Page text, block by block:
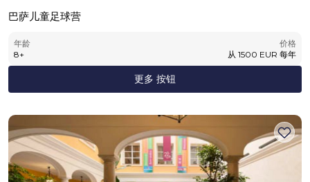
巴萨儿童足球营
年龄
8+
价格
从 1500 EUR 每年
更多 按钮